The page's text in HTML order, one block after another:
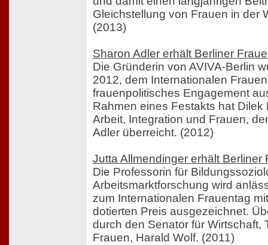
Gleichstellung von Frauen in der
(2013)
Sharon Adler erhält Berliner
Die Gründerin von AVIVA-Berlin
2012, dem Internationalen
frauenpolitisches Engagement
Rahmen eines Festakts hat Dilek
Arbeit, Integration und Frauen,
Adler überreicht. (2012)
Jutta Allmendinger erhält Berliner
Die Professorin für
Arbeitsmarktforschung wird
zum Internationalen Frauentag
dotierten Preis ausgezeichnet.
durch den Senator für Wirtschaft,
Frauen, Harald Wolf. (2011)